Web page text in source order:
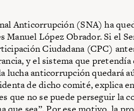
Anticorrupción (SNA) ha
Manuel López Obrador. Si el
Ciudadana (CPC)
y el sistema que
lucha anticorrupción quedará
de dicho comité, explica
que no se puede perseguir la